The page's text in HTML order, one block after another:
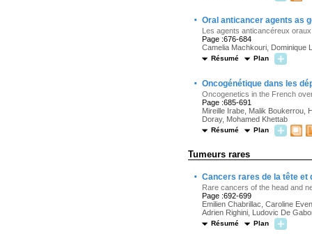
· Oral anticancer agents as
Les agents anticancéreux
Page :676-684
Camelia Machkouri, Dominique
Résumé Plan
· Oncogénétique dans les
Oncogenetics in the French
Page :685-691
Mireille Irabe, Malik Boukerrou,
Doray, Mohamed Khettab
Résumé Plan
Tumeurs rares
· Cancers rares de la tête et
Rare cancers of the head and
Page :692-699
Emilien Chabrillac, Caroline
Adrien Righini, Ludovic De
Résumé Plan